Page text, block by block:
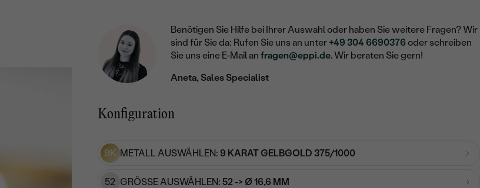
Benötigen Sie Hilfe bei Ihrer Auswahl oder haben Sie weitere Fragen? Wir
sind für Sie da: Rufen Sie uns an unter +49 304 6690376 oder schreiben
Sie uns eine E-Mail anfragen@eppi.de. Wir beraten Sie gern!
Aneta, Sales Specialist
Konfiguration
9K METALL AUSWÄHLEN: 9 KARAT GELBGOLD 375/1000
52 GRÖSSE AUSWÄHLEN: 52 -> Ø 16,6 MM